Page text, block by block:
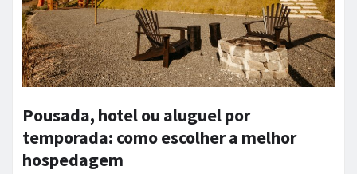
Pousada, hotel ou aluguel por
temporada: como escolher a melhor
hospedagem